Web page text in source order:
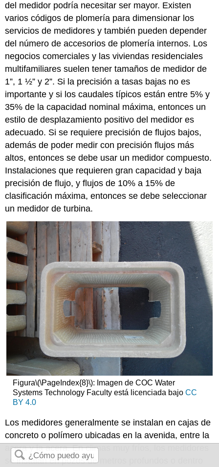
del medidor podría necesitar ser mayor. Existen
varios códigos de plomería para dimensionar los
servicios de medidores y también pueden depender
del número de accesorios de plomería internos. Los
negocios comerciales y las viviendas residenciales
multifamiliares suelen tener tamaños de medidor de
1”, 1 ½” y 2”. Si la precisión a tasas bajas no es
importante y si los caudales típicos están entre 5% y
35% de la capacidad nominal máxima, entonces un
estilo de desplazamiento positivo del medidor es
adecuado. Si se requiere precisión de flujos bajos,
además de poder medir con precisión flujos más
altos, entonces se debe usar un medidor compuesto.
Instalaciones que requieren gran capacidad y baja
precisión de flujo, y flujos de 10% a 15% de
clasificación máxima, entonces se debe seleccionar
un medidor de turbina.
Figura\(\PageIndex{8}\): Imagen de COC Water
Systems Technology Faculty está licenciada bajo CC
BY 4.0
Los medidores generalmente se instalan en cajas de
concreto o polímero ubicadas en la avenida, entre la
acera y la acera. En climas muy fríos, los medidores
se instalan en pozos de metros profundos o dentro